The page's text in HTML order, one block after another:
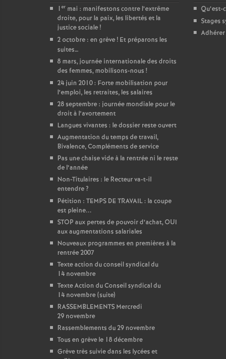
1 er mai : manifestons contre l’extrême
droite, pour la paix, les libertés et la
justice sociale!
2 octobre : en grève! Et préparons les
suites…
8 mars, journée internationale des droits
des femmes, mobilisons-nous !
24 juin 2010 : Forte mobilisation pour
l’emploi, les retraites, les salaires
28 septembre : journée mondiale pour le
droit à l’avortement
Langues vivantes : le dossier reste ouvert
Augmentation du temps de travail,
Bivalence, Compléments de service
Pas une chaise vide à la rentrée ni le reste
de l’année
Non-Titulaires : le Recteur va-t-il
entendre?
Pétition : TEMPS DE TRAVAIL : la coupe
est pleine...
STOP aux pertes de pouvoir d’achat, OUI
aux augmentations salariales
Nouveaux programmes en premières à la
rentrée 2007
Texte action du conseil syndical du
14 novembre
Texte Action du Conseil syndical du
14 novembre (suite)
RASSEMBLEMENTS Mercredi
29 novembre
Rassemblements du 29 novembre
Tous en grève le 18 décembre
Grève très suivie dans les lycées et
Qu’est-
Stages
Adhérer